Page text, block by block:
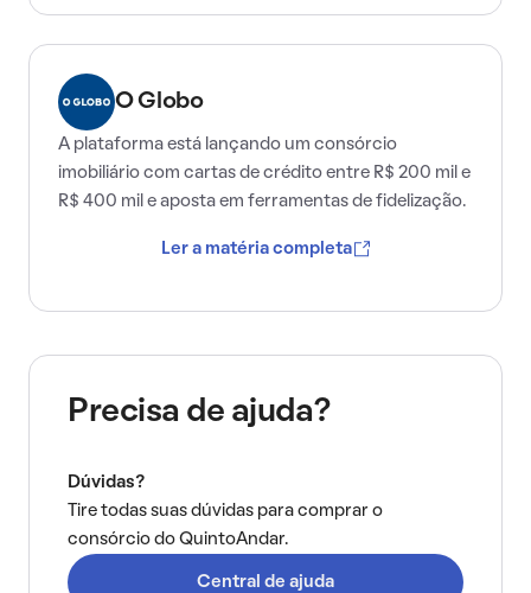
O Globo
A plataforma está lançando um consórcio
imobiliário com cartas de crédito entre R$ 200 mil e
R$ 400 mil e aposta em ferramentas de fidelização.
Ler a matéria completa
Precisa de ajuda?
Dúvidas?
Tire todas suas dúvidas para comprar o
consórcio do QuintoAndar.
Central de ajuda